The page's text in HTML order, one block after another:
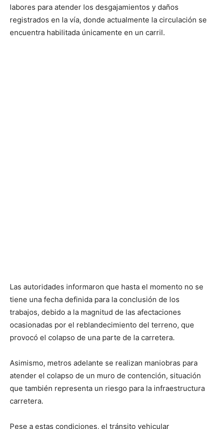
labores para atender los desgajamientos y daños
registrados en la vía, donde actualmente la circulación se
encuentra habilitada únicamente en un carril.
Las autoridades informaron que hasta el momento no se
tiene una fecha definida para la conclusión de los
trabajos, debido a la magnitud de las afectaciones
ocasionadas por el reblandecimiento del terreno, que
provocó el colapso de una parte de la carretera.
Asimismo, metros adelante se realizan maniobras para
atender el colapso de un muro de contención, situación
que también representa un riesgo para la infraestructura
carretera.
Pese a estas condiciones, el tránsito vehicular